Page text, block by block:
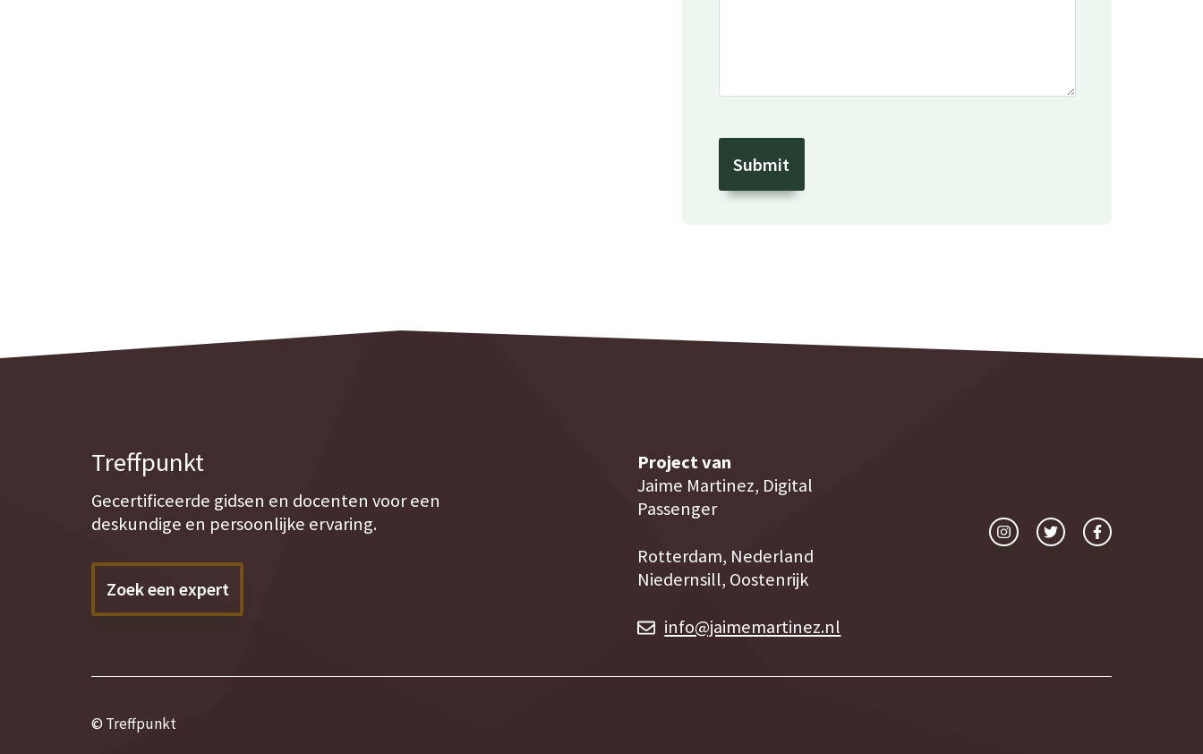
Treffpunkt
Gecertificeerde gidsen en docenten voor een
deskundige en persoonlijke ervaring.
Zoek een expert
Project van
Jaime Martinez, Digital
Passenger
Rotterdam, Nederland
Niedernsill, Oostenrijk
info@jaimemartinez.nl
© Treffpunkt